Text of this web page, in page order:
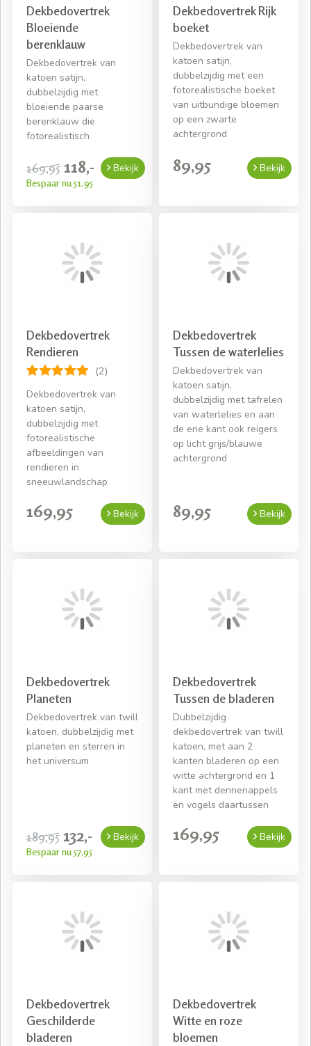
Dekbedovertrek
Bloeiende
berenklauw
Dekbedovertrek van
katoen satijn,
dubbelzijdig met
bloeiende paarse
berenklauw die
fotorealistisch
169,95 118,-
Bespaar nu 51,95
Bekijk
Dekbedovertrek Rijk
boeket
Dekbedovertrek van
katoen satijn,
dubbelzijdig met een
fotorealistische boeket
van uitbundige bloemen
op een zwarte
achtergrond
89,95 Bekijk
Dekbedovertrek
Rendieren
(2)
Dekbedovertrek van
katoen satijn,
dubbelzijdig met
fotorealistische
afbeeldingen van
rendieren in
sneeuwlandschap
169,95 Bekijk
Dekbedovertrek
Tussen de waterlelies
Dekbedovertrek van
katoen satijn,
dubbelzijdig met tafrelen
van waterlelies en aan
de ene kant ook reigers
op licht grijs/blauwe
achtergrond
89,95 Bekijk
Dekbedovertrek
Planeten
Dekbedovertrek van twill
katoen, dubbelzijdig met
planeten en sterren in
het universum
189,95 132,-
Bespaar nu 57,95
Bekijk
Dekbedovertrek
Tussen de bladeren
Dubbelzijdig
dekbedovertrek van twill
katoen, met aan 2
kanten bladeren op een
witte achtergrond en 1
kant met dennenappels
en vogels daartussen
169,95 Bekijk
Dekbedovertrek
Geschilderde
bladeren
Dekbedovertrek
Witte en roze
bloemen